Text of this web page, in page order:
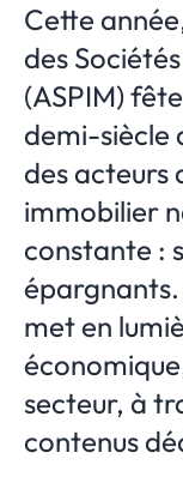
Cette
des
(ASPIM)
demi-siècle
des acteurs
immobilier
constante :
épargnants.
met en
secteur, à
contenus